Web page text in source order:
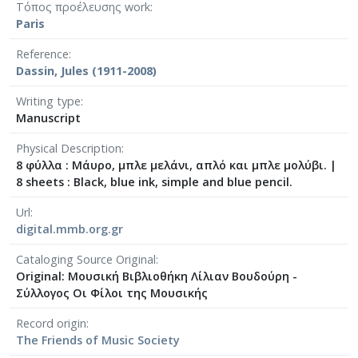
[Φάκελος] GR-As-MTH-003-Sc-008-062-Fuga
[Φάκελος] GR-As-MTH-003-Sc-008-065-Fuga
[Φάκελος] GR-As-MTH-003-Sc-008-069-
[Φάκελος] GR-As-MTH-003-Sc-008-070-
[Φάκελος] GR-As-MTH-003-Sc-009-071-Etude
[Φάκελος] GR-As-MTH-003-Sc-009-074-
[Φάκελος] GR-As-MTH-003-Sc-009-075-Fuga
[Φάκελος] GR-As-MTH-003-Sc-009-076-Το
[Φάκελος] GR-As-MTH-003-Sc-009-077-
[Φάκελος] GR-As-MTH-003-Sc-009-079-
Τόπος προέλευσης work
Paris
Reference
Dassin, Jules (1911-2008)
Writing type
Manuscript
Physical Description
8 φύλλα : Μάυρο, μπλε μελάνι, απλό και μπλε μολύβι. |
8 sheets : Black, blue ink, simple and blue pencil.
Url
digital.mmb.org.gr
Cataloging Source Original
Original: Μουσική Βιβλιοθήκη Λίλιαν Βουδούρη -
Σύλλογος Οι Φίλοι της Μουσικής
Record origin
The Friends of Music Society